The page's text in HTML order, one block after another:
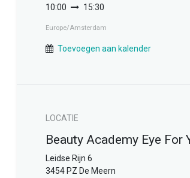
10:00 15:30
Europe/Amsterdam
Toevoegen aan kalender
LOCATIE
Beauty Academy Eye For
Leidse Rijn 6
3454 PZ De Meern